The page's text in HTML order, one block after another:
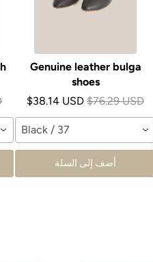
Genuine leather bulga
shoes
$38.14 USD $76.29 USD
Black / 37
أضف إلى السلة